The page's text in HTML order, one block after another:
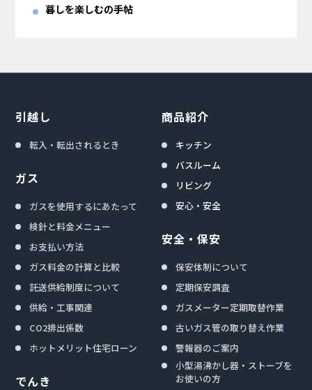
暮しを楽しむの手帖
引越し
転入・転出されるとき
ガス
ガスを使用するにあたって
検針と料金メニュー
お支払い方法
ガス料金の計算と比較
託送供給制度について
供給・工事関連
CO2排出係数
ホットメリット住宅ローン
でんき
商品紹介
キッチン
バスルーム
リビング
安心・安全
安全・保安
保安体制について
定期保安調査
ガスメーター定期取替作業
古いガス管の取り替え作業
警報器のご案内
小型湯沸かし器・ストーブを
お使いの方